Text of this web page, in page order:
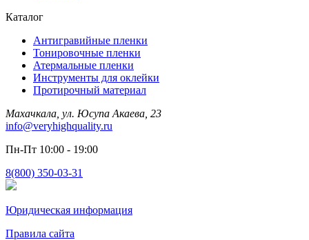
Каталог
Антигравийные пленки
Тонировочные пленки
Атермальные пленки
Инструменты для оклейки
Протирочный материал
Махачкала, ул. Юсупа Акаева, 23
info@veryhighquality.ru
Пн-Пт 10:00 - 19:00
8(800) 350-03-31
Юридическая информация
Правила сайта